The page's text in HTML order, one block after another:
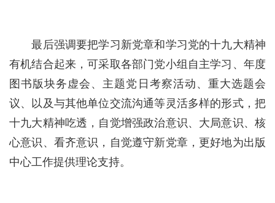
最后强调要把学习新党章和学习党的十九大精神
有机结合起来，可采取各部门党小组自主学习、年度
图书版块务虚会、主题党日考察活动、重大选题会
议、以及与其他单位交流沟通等灵活多样的形式，把
十九大精神吃透，自觉增强政治意识、大局意识、核
心意识、看齐意识，自觉遵守新党章，更好地为出版
中心工作提供理论支持。